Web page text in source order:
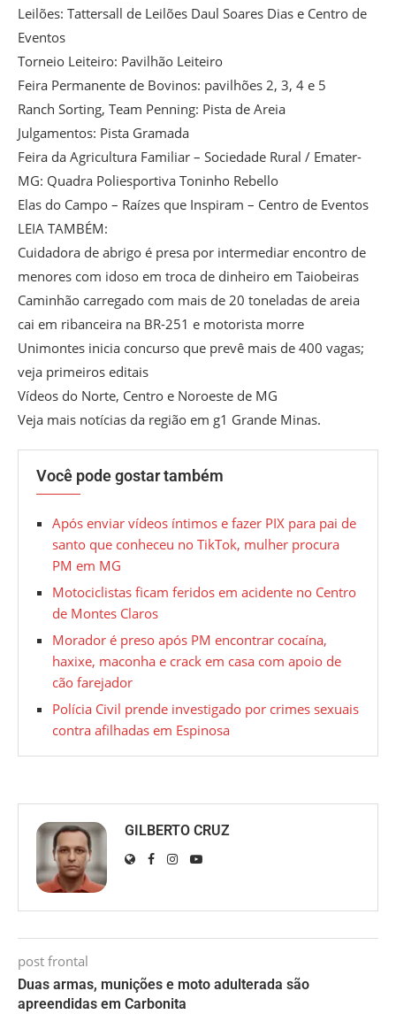
Leilões: Tattersall de Leilões Daul Soares Dias e Centro de
Eventos
Torneio Leiteiro: Pavilhão Leiteiro
Feira Permanente de Bovinos: pavilhões 2, 3, 4 e 5
Ranch Sorting, Team Penning: Pista de Areia
Julgamentos: Pista Gramada
Feira da Agricultura Familiar – Sociedade Rural / Emater-
MG: Quadra Poliesportiva Toninho Rebello
Elas do Campo – Raízes que Inspiram – Centro de Eventos
LEIA TAMBÉM:
Cuidadora de abrigo é presa por intermediar encontro de
menores com idoso em troca de dinheiro em Taiobeiras
Caminhão carregado com mais de 20 toneladas de areia
cai em ribanceira na BR-251 e motorista morre
Unimontes inicia concurso que prevê mais de 400 vagas;
veja primeiros editais
Vídeos do Norte, Centro e Noroeste de MG
Veja mais notícias da região em g1 Grande Minas.
Você pode gostar também
Após enviar vídeos íntimos e fazer PIX para pai de
santo que conheceu no TikTok, mulher procura
PM em MG
Motociclistas ficam feridos em acidente no Centro
de Montes Claros
Morador é preso após PM encontrar cocaína,
haxixe, maconha e crack em casa com apoio de
cão farejador
Polícia Civil prende investigado por crimes sexuais
contra afilhadas em Espinosa
GILBERTO CRUZ
post frontal
Duas armas, munições e moto adulterada são
apreendidas em Carbonita